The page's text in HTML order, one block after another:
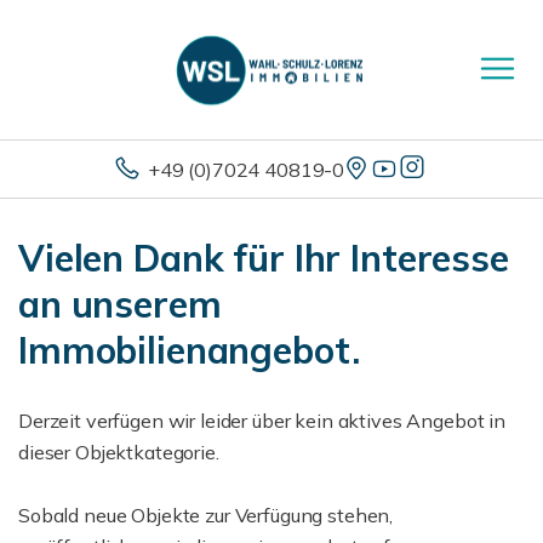
+49 (0)7024 40819-0
Vielen Dank für Ihr Interesse
an unserem
Immobilienangebot.
Derzeit verfügen wir leider über kein aktives Angebot in
dieser Objektkategorie.
Sobald neue Objekte zur Verfügung stehen,